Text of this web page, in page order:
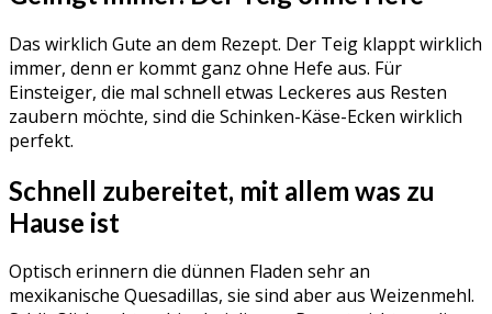
Das wirklich Gute an dem Rezept. Der Teig klappt wirklich
immer, denn er kommt ganz ohne Hefe aus. Für
Einsteiger, die mal schnell etwas Leckeres aus Resten
zaubern möchte, sind die Schinken-Käse-Ecken wirklich
perfekt.
Schnell zubereitet, mit allem was zu
Hause ist
Optisch erinnern die dünnen Fladen sehr an
mexikanische Quesadillas, sie sind aber aus Weizenmehl.